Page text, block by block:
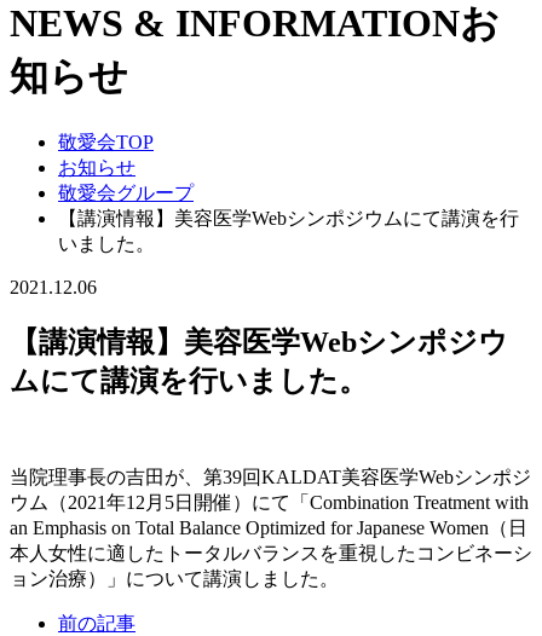
NEWS & INFORMATIONお
知らせ
敬愛会TOP
お知らせ
敬愛会グループ
【講演情報】美容医学Webシンポジウムにて講演を行
いました。
2021.12.06
【講演情報】美容医学Webシンポジウ
ムにて講演を行いました。
当院理事長の吉田が、第39回KALDAT美容医学Webシンポジ
ウム（2021年12月5日開催）にて「Combination Treatment with
an Emphasis on Total Balance Optimized for Japanese Women（日
本人女性に適したトータルバランスを重視したコンビネーシ
ョン治療）」について講演しました。
前の記事